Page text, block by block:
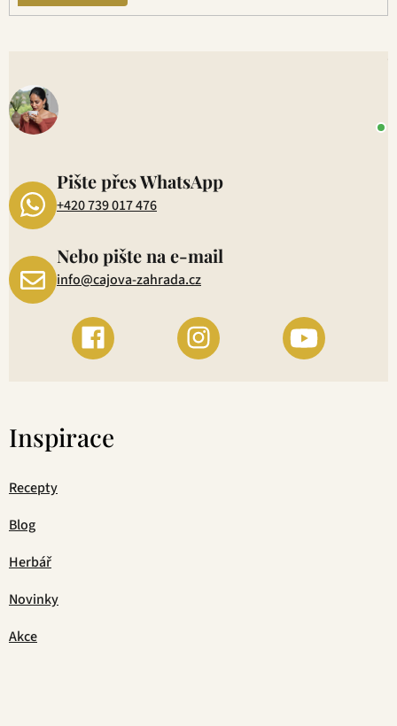
s
Pište přes WhatsApp
+420 739 017 476
Nebo pište na e-mail
info@cajova-zahrada.cz
Inspirace
Recepty
Blog
Herbář
Novinky
Akce